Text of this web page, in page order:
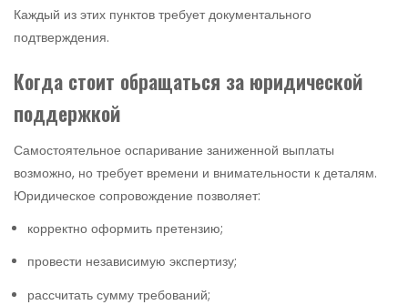
Каждый из этих пунктов требует документального
подтверждения.
Когда стоит обращаться за юридической
поддержкой
Самостоятельное оспаривание заниженной выплаты
возможно, но требует времени и внимательности к деталям.
Юридическое сопровождение позволяет:
корректно оформить претензию;
провести независимую экспертизу;
рассчитать сумму требований;